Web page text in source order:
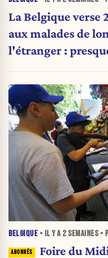
La Belgique
aux malades de
l'étranger :
BELGIQUE • IL Y A 2 SEMAINES•
Foire du